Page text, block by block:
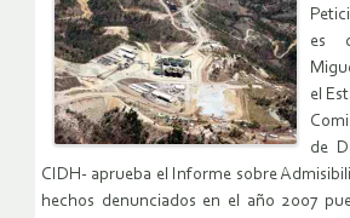
es
el
de
CIDH- aprueba el Informe sobre
hechos denunciados en el año 2007